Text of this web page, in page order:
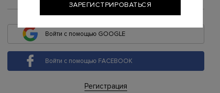
или
Войти с помощью GOOGLE
Войти с помощью FACEBOOK
Регистрация
ЗАРЕГИСТРИРОВАТЬСЯ